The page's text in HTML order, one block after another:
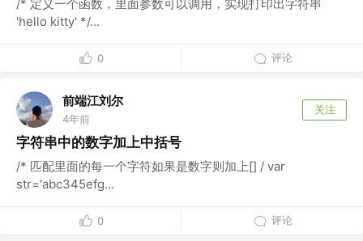
/* 定义一个函数，里面参数可以调用，实现打印出字符串
'hello kitty' */...
0 评论
前端江刘尔
4年前
关注
字符串中的数字加上中括号
/* 匹配里面的每一个字符如果是数字则加上[] / var
str='abc345efg...
0 评论